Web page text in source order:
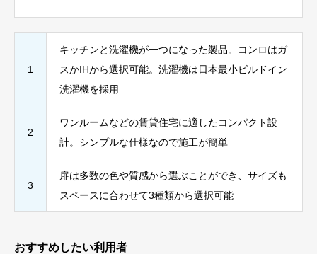
1
キッチンと洗濯機が一つになった製品。コンロはガ
スかIHから選択可能。洗濯機は日本最小ビルドイン
洗濯機を採用
2
ワンルームなどの賃貸住宅に適したコンパクト設
計。シンプルな仕様なので施工が簡単
3
扉は多数の色や質感から選ぶことができ、サイズも
スペースに合わせて3種類から選択可能
おすすめしたい利用者